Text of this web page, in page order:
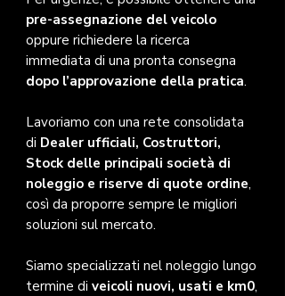
pre-assegnazione del veicolo
oppure richiedere la ricerca
immediata di una pronta consegna
dopo l’approvazione della pratica.
Lavoriamo con una rete consolidata
di Dealer ufficiali, Costruttori,
Stock delle principali società di
noleggio e riserve di quote ordine,
così da proporre sempre le migliori
soluzioni sul mercato.
Siamo specializzati nel noleggio lungo
termine di veicoli nuovi, usati e km0,